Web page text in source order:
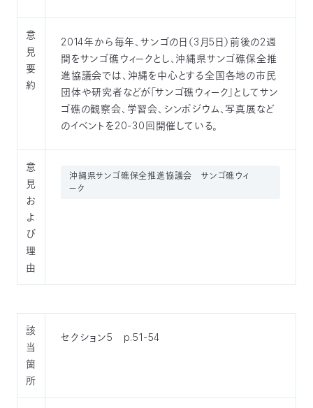
意
見
要
約
2014年から毎年、サンゴの日（3月5日）前後の2週
間をサンゴ礁ウィークとし、沖縄県サンゴ礁保全推
進協議会では、沖縄を中心とする全国各地の市民
団体や研究者などが「サンゴ礁ウィーク」としてサン
ゴ礁の観察会、学習会、シンポジウム、写真展など
のイベントを20-30回開催している。
意
見
お
よ
び
理
由
沖縄県サンゴ礁保全推進協議会 サンゴ礁ウィ
ーク
該
当
箇
所
セクション5 p.51-54